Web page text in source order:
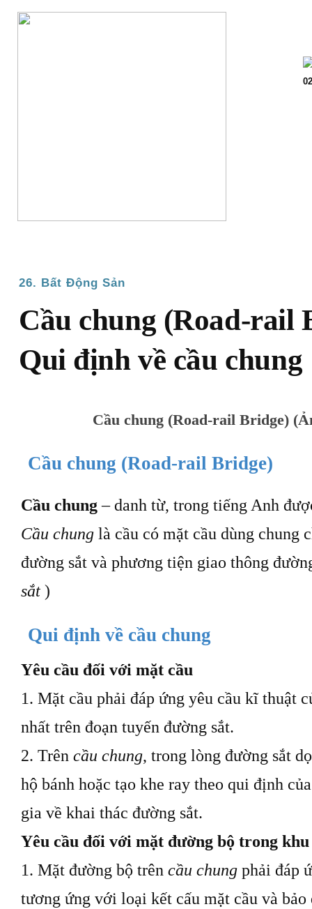
26. Bất Động Sản
Cầu chung (Road-rail
Qui định về cầu chung
Cầu chung (Road-rail Bridge)
Cầu chung (Road-rail Bridge)
Cầu chung– danh từ, trong tiếng Anh
Cầu chung là cầu có mặt cầu dùng chung
đường sắt và phương tiện giao thông
sắt )
Qui định về cầu chung
Yêu cầu đối với mặt cầu
1. Mặt cầu phải đáp ứng yêu cầu kĩ thuật
nhất trên đoạn tuyến đường sắt.
2. Trên cầu chung, trong lòng đường sắt
hộ bánh hoặc tạo khe ray theo qui định
gia về khai thác đường sắt.
Yêu cầu đối với mặt đường bộ trong
1. Mặt đường bộ trên cầu chung phải đáp
tương ứng với loại kết cấu mặt cầu và